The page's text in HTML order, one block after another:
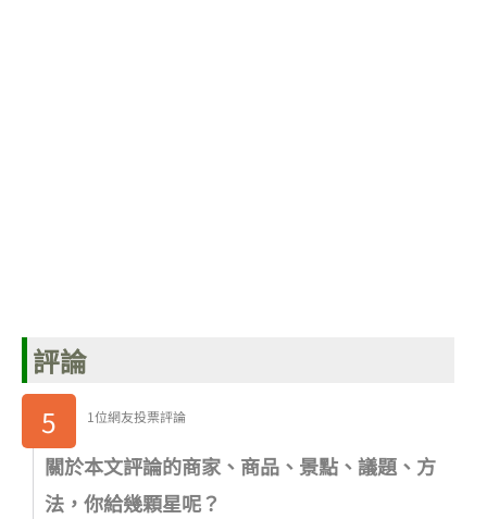
評論
5
1位網友投票評論
關於本文評論的商家、商品、景點、議題、方
法，你給幾顆星呢？